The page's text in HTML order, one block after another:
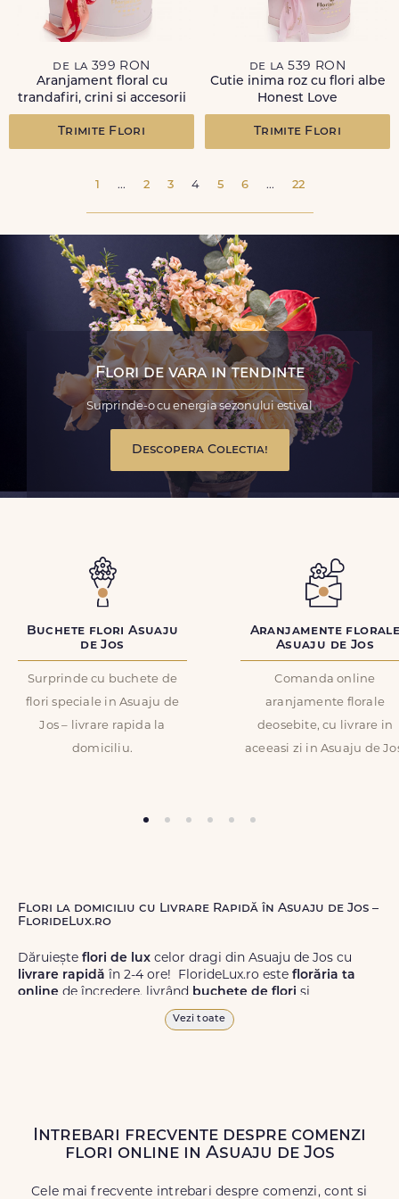
de la 399 RON
Aranjament floral cu
trandafiri, crini si accesorii
Trimite Flori
de la 539 RON
Cutie inima roz cu flori albe
Honest Love
Trimite Flori
1 ... 2 3 4 5 6 ... 22
Flori de vara in tendinte
Surprinde-o cu energia sezonului estival
Descopera Colectia!
Buchete flori Asuaju
de Jos
Surprinde cu buchete de
flori speciale in Asuaju de
Jos – livrare rapida la
domiciliu.
Aranjamente
Asuaju de Jos
Comanda online
aranjamente florale
deosebite, cu livrare in
aceeasi zi in Asuaju de
Flori la domiciliu cu Livrare Rapidă în Asuaju de Jos –
FlorideLux.ro
Dăruiește flori de lux celor dragi din Asuaju de Jos cu
livrare rapidă în 2-4 ore! FlorideLux.ro este florăria ta
online de încredere, livrând buchete de flori și
de calitate superioară în Asuaju de
Jos și în toată România.
Livrăm buchete de flori chiar și înweekend, pentru ca tu
Vezi toate
Intrebari frecvente despre comenzi
flori online in Asuaju de Jos
Cele mai frecvente intrebari despre comenzi, cont si